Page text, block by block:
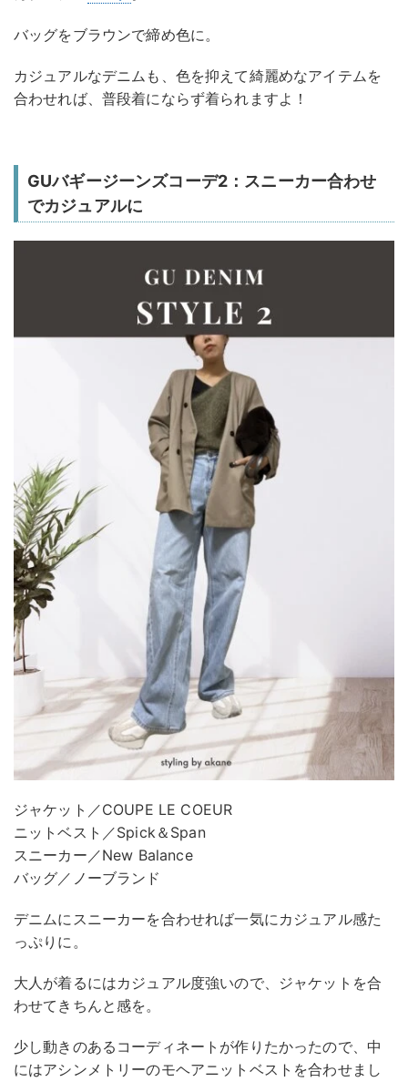
バッグをブラウンで締め色に。
カジュアルなデニムも、色を抑えて綺麗めなアイテムを
合わせれば、普段着にならず着られますよ！
GUバギージーンズコーデ2：スニーカー合わせ
でカジュアルに
ジャケット／COUPE LE COEUR
ニットベスト／Spick＆Span
スニーカー／New Balance
バッグ／ノーブランド
デニムにスニーカーを合わせれば一気にカジュアル感た
っぷりに。
大人が着るにはカジュアル度強いので、ジャケットを合
わせてきちんと感を。
少し動きのあるコーディネートが作りたかったので、中
にはアシンメトリーのモヘアニットベストを合わせまし